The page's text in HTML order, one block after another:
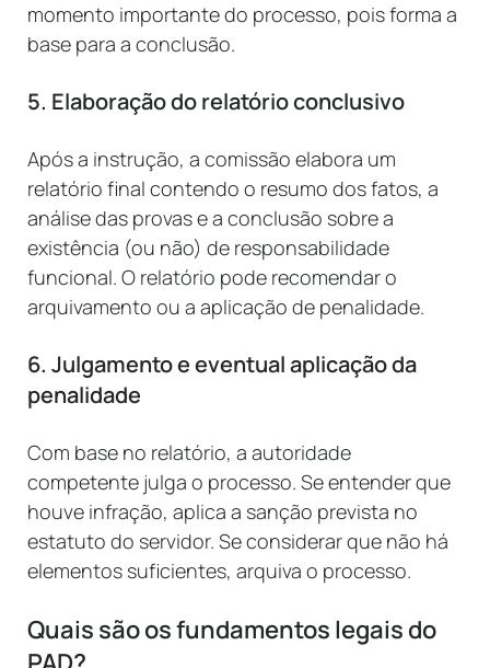
momento importante do processo, pois forma a
base para a conclusão.
5. Elaboração do relatório conclusivo
Após a instrução, a comissão elabora um
relatório final contendo o resumo dos fatos, a
análise das provas e a conclusão sobre a
existência (ou não) de responsabilidade
funcional. O relatório pode recomendar o
arquivamento ou a aplicação de penalidade.
6. Julgamento e eventual aplicação da
penalidade
Com base no relatório, a autoridade
competente julga o processo. Se entender que
houve infração, aplica a sanção prevista no
estatuto do servidor. Se considerar que não há
elementos suficientes, arquiva o processo.
Quais são os fundamentos legais do